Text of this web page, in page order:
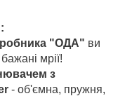
"ОДА" ви
мрії!
з
- об'ємна, пружня,